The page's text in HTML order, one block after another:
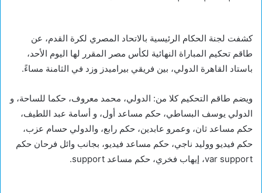
كشفت لجنة الحكام الرئيسية بالاتحاد المصري لكرة القدم، عن
طاقم تحكيم المباراة النهائية لكأس مصر المقرر لها اليوم الأحد،
باستاد القاهرة الدولي، بين فريقي بيراميدز وزد في الثامنة مساءً.
ويضم طاقم التحكيم كلا من: الدولي، محمد معروف، حكما للساحة، و
الدولي يوسف البساطي، حكم مساعد أول، و أسامة عبد اللطيف،
حكم مساعد ثان، وعمرو عابدين، حكم رابع، والدولي حسام عزب،
حكم فيديو ووليد ناجي، حكم مساعد فيديو، بجانب وائل فرحان حكم
var support، إيهاب فخري، حكم مساعد support.